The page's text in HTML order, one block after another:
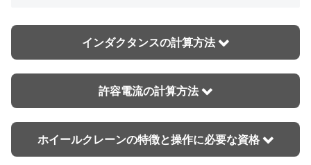
インダクタンスの計算方法
許容電流の計算方法
ホイールクレーンの特徴と操作に必要な資格